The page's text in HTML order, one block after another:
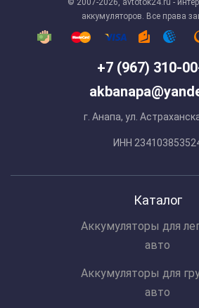
+7 (967) 310-
г. Анапа, ул.
ИНН
© 2007-2026, avtotok24.ru -
аккумуляторов. Все права
Каталог
Аккумуляторы для
авто
Аккумуляторы для
авто